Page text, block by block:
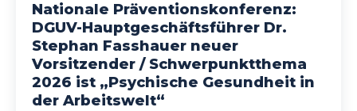
Nationale Präventionskonferenz:
DGUV-Hauptgeschäftsführer Dr.
Stephan Fasshauer neuer
Vorsitzender / Schwerpunktthema
2026 ist „Psychische Gesundheit in
der Arbeitswelt“